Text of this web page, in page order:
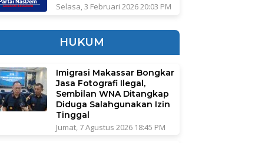
Selasa, 3 Februari 2026 20:03 PM
HUKUM
Imigrasi Makassar Bongkar
Jasa Fotografi Ilegal,
Sembilan WNA Ditangkap
Diduga Salahgunakan Izin
Tinggal
Jumat, 7 Agustus 2026 18:45 PM